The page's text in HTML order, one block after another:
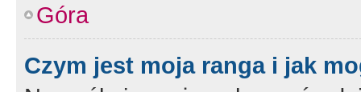
Góra
Czym jest moja ranga i jak